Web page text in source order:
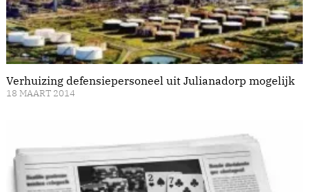
Verhuizing defensiepersoneel uit Julianadorp mogelijk
18 MAART 2014